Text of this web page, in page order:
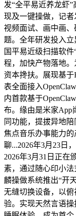
发“全平易近养龙虾
现及一键操做，记
视频面试、画中画
题。全年研发投入立
国平易近级扫描软
程，加快产物落地
资本搀扶。展现基于
表全面接入
内首款基于
布。缘由是米家App
同功能，提拔异地
焦点音乐办事能力
聊...2026年3月23日
2026年3月31日正在
素，通过随心印小
麟操做系统推出“开
无缝切换设备，以
验。实现天然言语